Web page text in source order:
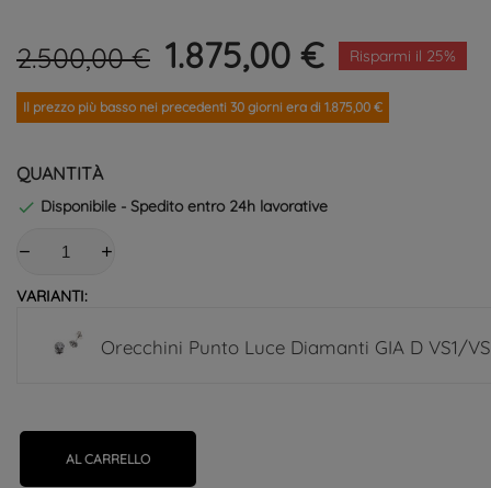
2.500,00 € 1.875,00 € Risparmi il 25%
Il prezzo più basso nei precedenti 30 giorni era di 1.875,00 €
QUANTITÀ
 Disponibile - Spedito entro 24h lavorative
VARIANTI:
Orecchini Punto Luce Diamanti GIA D VS1/
AL CARRELLO